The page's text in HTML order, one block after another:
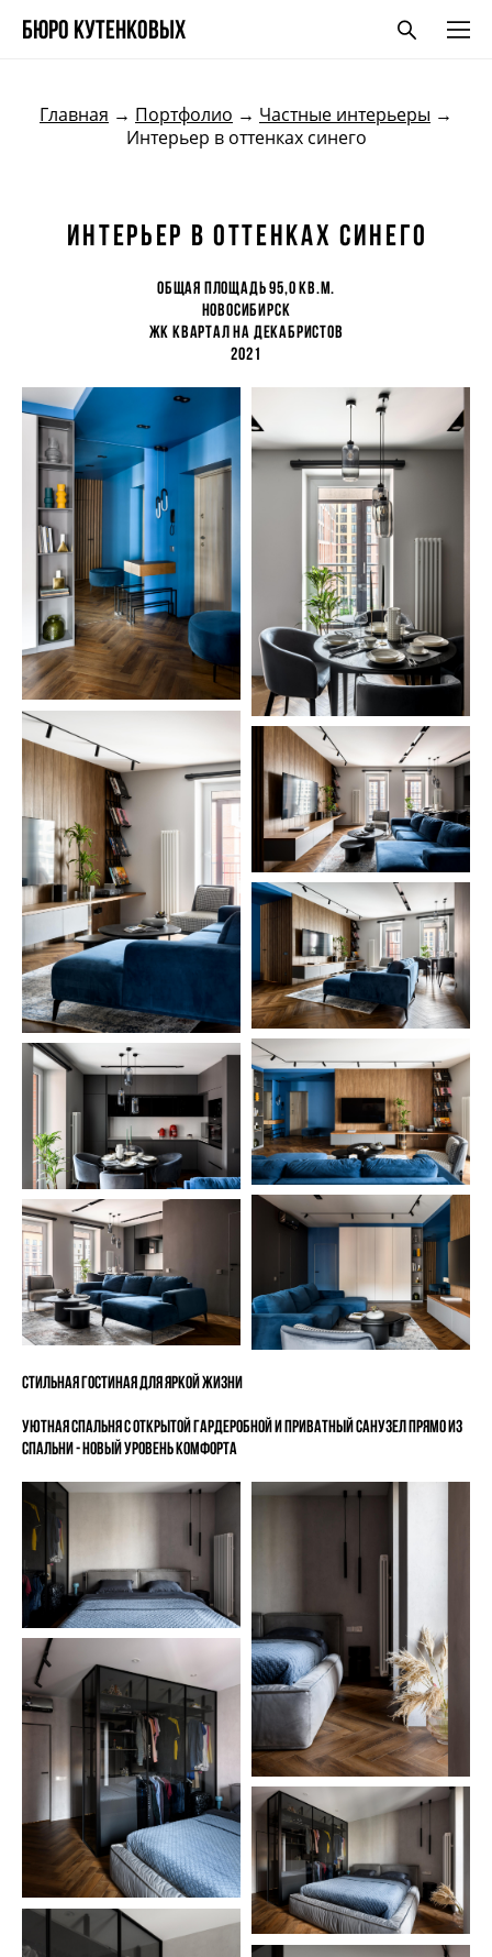
БЮро кутенковых
Главная → Портфолио → Частные интерьеры →
Интерьер в оттенках синего
интерьер в оттенках синего
Общая площадь 95,0 кв.м.
Новосибирск
ЖК Квартал на Декабристов
2021
Стильная гостиная для яркой жизни
Уютная спальня с открытой гардеробной и приватный санузел прямо из
спальни - новый уровень комфорта